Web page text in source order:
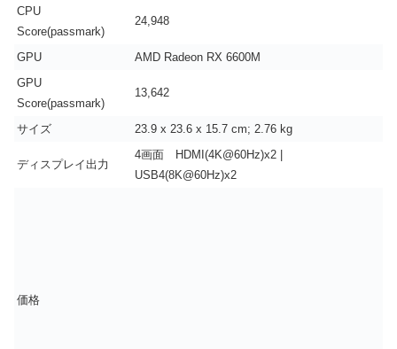
CPU
Score(passmark)
24,948
GPU
AMD Radeon RX 6600M
GPU
Score(passmark)
13,642
サイズ ‎23.9 x 23.6 x 15.7 cm; 2.76 kg
ディスプレイ出力
4画面 HDMI(4K@60Hz)x2 |
USB4(8K@60Hz)x2
価格